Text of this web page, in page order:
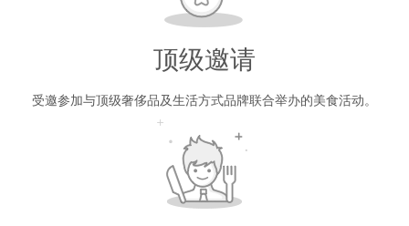
顶级邀请
受邀参加与顶级奢侈品及生活方式品牌联合举办的美食活动。